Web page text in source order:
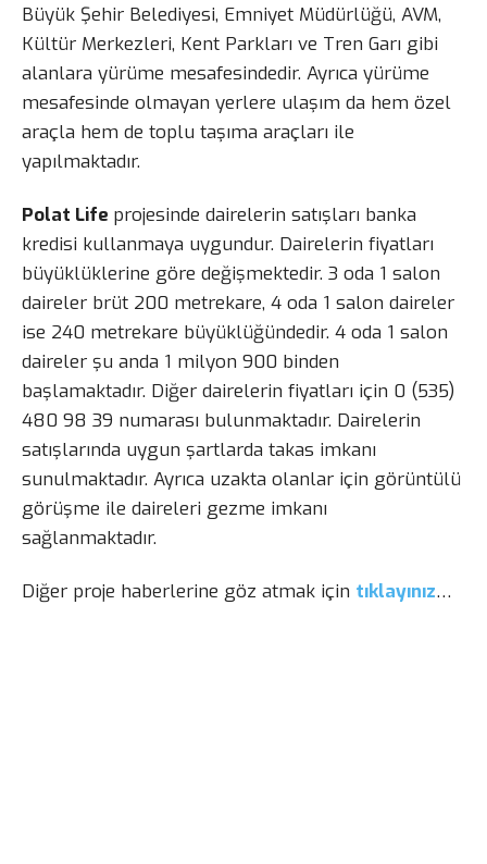
Büyük Şehir Belediyesi, Emniyet Müdürlüğü, AVM,
Kültür Merkezleri, Kent Parkları ve Tren Garı gibi
alanlara yürüme mesafesindedir. Ayrıca yürüme
mesafesinde olmayan yerlere ulaşım da hem özel
araçla hem de toplu taşıma araçları ile
yapılmaktadır.
Polat Life projesinde dairelerin satışları banka
kredisi kullanmaya uygundur. Dairelerin fiyatları
büyüklüklerine göre değişmektedir. 3 oda 1 salon
daireler brüt 200 metrekare, 4 oda 1 salon daireler
ise 240 metrekare büyüklüğündedir. 4 oda 1 salon
daireler şu anda 1 milyon 900 binden
başlamaktadır. Diğer dairelerin fiyatları için 0 (535)
480 98 39 numarası bulunmaktadır. Dairelerin
satışlarında uygun şartlarda takas imkanı
sunulmaktadır. Ayrıca uzakta olanlar için görüntülü
görüşme ile daireleri gezme imkanı
sağlanmaktadır.
Diğer proje haberlerine göz atmak için tıklayınız…